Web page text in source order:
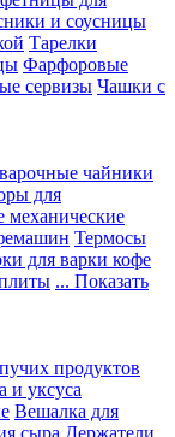
и соусницы
Тарелки
Фарфоровые
сервизы Чашки с
чайники
для
механические
Термосы
для варки кофе
... Показать
продуктов
и уксуса
Вешалка для
сыра Держатели